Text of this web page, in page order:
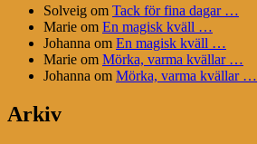
Solveig om Tack för fina dagar …
Marie om En magisk kväll …
Johanna om En magisk kväll …
Marie om Mörka, varma kvällar …
Johanna om Mörka, varma kvällar …
Arkiv